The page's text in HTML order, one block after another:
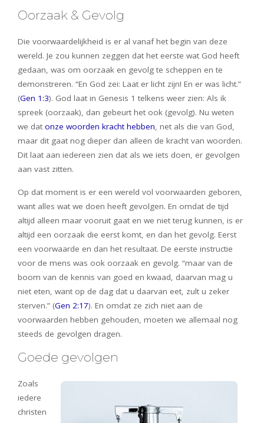
Oorzaak & Gevolg
Die voorwaardelijkheid is er al vanaf het begin van deze
wereld. Je zou kunnen zeggen dat het eerste wat God heeft
gedaan, was om oorzaak en gevolg te scheppen en te
demonstreren. “En God zei: Laat er licht zijn! En er was licht.”
(Gen 1:3). God laat in Genesis 1 telkens weer zien: Als ik
spreek (oorzaak), dan gebeurt het ook (gevolg). Nu weten
we dat onze woorden kracht hebben, net als die van God,
maar dit gaat nog dieper dan alleen de kracht van woorden.
Dit laat aan iedereen zien dat als we iets doen, er gevolgen
aan vast zitten.
Op dat moment is er een wereld vol voorwaarden geboren,
want alles wat we doen heeft gevolgen. En omdat de tijd
altijd alleen maar vooruit gaat en we niet terug kunnen, is er
altijd een oorzaak die eerst komt, en dan het gevolg. Eerst
een voorwaarde en dan het resultaat. De eerste instructie
voor de mens was ook oorzaak en gevolg. “maar van de
boom van de kennis van goed en kwaad, daarvan mag u
niet eten, want op de dag dat u daarvan eet, zult u zeker
sterven.” (Gen 2:17). En omdat ze zich niet aan de
voorwaarden hebben gehouden, moeten we allemaal nog
steeds de gevolgen dragen.
Goede gevolgen
Zoals
iedere
christen